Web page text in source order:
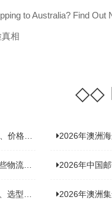
to Australia? Find Out
相
◇◇
度对比 2026年澳洲
机遇？ 2026年中国邮寄
牌适配 2026年澳洲集